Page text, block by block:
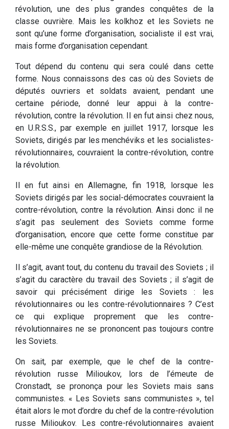
révolution, une des plus grandes conquêtes de la
classe ouvrière. Mais les kolkhoz et les Soviets ne
sont qu’une forme d’organisation, socialiste il est vrai,
mais forme d’organisation cependant.
Tout dépend du contenu qui sera coulé dans cette
forme. Nous connaissons des cas où des Soviets de
députés ouvriers et soldats avaient, pendant une
certaine période, donné leur appui à la contre-
révolution, contre la révolution. Il en fut ainsi chez nous,
en U.R.S.S., par exemple en juillet 1917, lorsque les
Soviets, dirigés par les menchéviks et les socialistes-
révolutionnaires, couvraient la contre-révolution, contre
la révolution.
Il en fut ainsi en Allemagne, fin 1918, lorsque les
Soviets dirigés par les social-démocrates couvraient la
contre-révolution, contre la révolution. Ainsi donc il ne
s’agit pas seulement des Soviets comme forme
d’organisation, encore que cette forme constitue par
elle-même une conquête grandiose de la Révolution.
Il s’agit, avant tout, du contenu du travail des Soviets ; il
s’agit du caractère du travail des Soviets ; il s’agit de
savoir qui précisément dirige les Soviets : les
révolutionnaires ou les contre-révolutionnaires ? C’est
ce qui explique proprement que les contre-
révolutionnaires ne se prononcent pas toujours contre
les Soviets.
On sait, par exemple, que le chef de la contre-
révolution russe Milioukov, lors de l’émeute de
Cronstadt, se prononça pour les Soviets mais sans
communistes. « Les Soviets sans communistes », tel
était alors le mot d’ordre du chef de la contre-révolution
russe Milioukov. Les contre-révolutionnaires avaient